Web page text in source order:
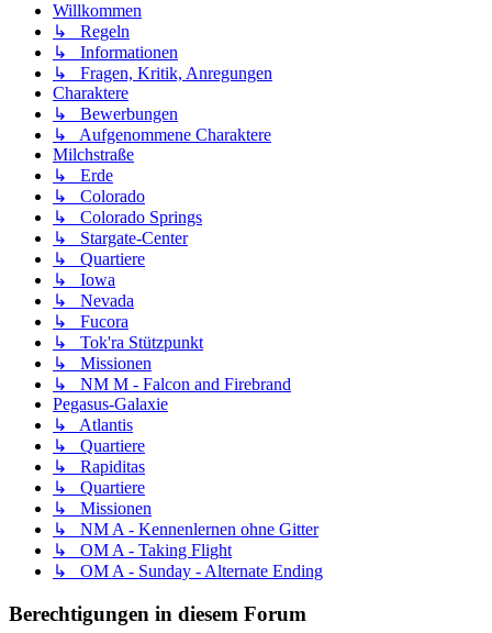
Willkommen
↳ Regeln
↳ Informationen
↳ Fragen, Kritik, Anregungen
Charaktere
↳ Bewerbungen
↳ Aufgenommene Charaktere
Milchstraße
↳ Erde
↳ Colorado
↳ Colorado Springs
↳ Stargate-Center
↳ Quartiere
↳ Iowa
↳ Nevada
↳ Fucora
↳ Tok'ra Stützpunkt
↳ Missionen
↳ NM M - Falcon and Firebrand
Pegasus-Galaxie
↳ Atlantis
↳ Quartiere
↳ Rapiditas
↳ Quartiere
↳ Missionen
↳ NM A - Kennenlernen ohne Gitter
↳ OM A - Taking Flight
↳ OM A - Sunday - Alternate Ending
Berechtigungen in diesem Forum